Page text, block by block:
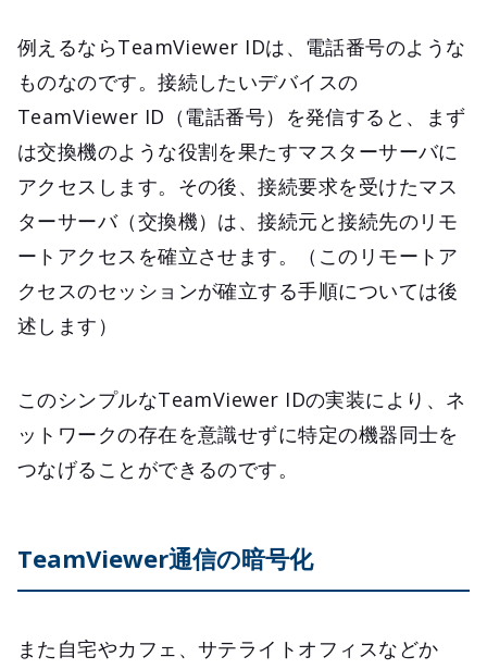
例えるならTeamViewer IDは、電話番号のような
ものなのです。接続したいデバイスの
TeamViewer ID（電話番号）を発信すると、まず
は交換機のような役割を果たすマスターサーバに
アクセスします。その後、接続要求を受けたマス
ターサーバ（交換機）は、接続元と接続先のリモ
ートアクセスを確立させます。（このリモートア
クセスのセッションが確立する手順については後
述します）
このシンプルなTeamViewer IDの実装により、ネ
ットワークの存在を意識せずに特定の機器同士を
つなげることができるのです。
TeamViewer通信の暗号化
また自宅やカフェ、サテライトオフィスなどか